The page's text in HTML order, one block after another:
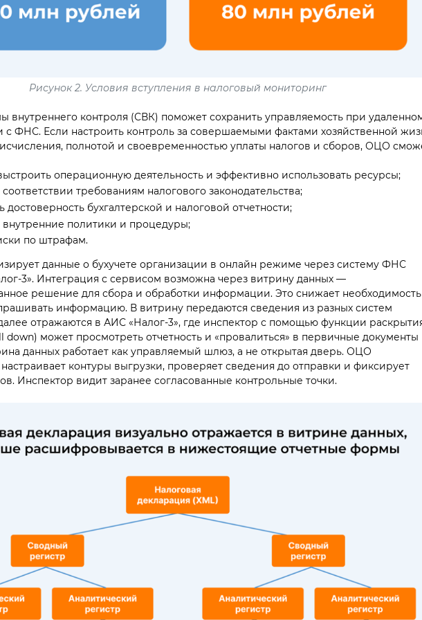
Рисунок 2. Условия вступления в налоговый мониторинг
внутреннего контроля (СВК) поможет сохранить управляемость при
с ФНС. Если настроить контроль за совершаемыми фактами хозяйственной
полнотой и своевременностью уплаты налогов и сборов, ОЦО
операционную деятельность и эффективно использовать ресурсы;
соответствии требованиям налогового законодательства;
достоверность бухгалтерской и налоговой отчетности;
внутренние политики и процедуры;
по штрафам.
данные о бухучете организации в онлайн режиме через систему ФНС
3». Интеграция с сервисом возможна через витрину данных —
решение для сбора и обработки информации. Это снижает необходимость
информацию. В витрину передаются сведения из разных систем
отражаются в АИС «Налог-3», где инспектор с помощью функции
down) может просмотреть отчетность и «провалиться» в первичные документы
данных работает как управляемый шлюз, а не открытая дверь. ОЦО
контуры выгрузки, проверяет сведения до отправки и фиксирует
Инспектор видит заранее согласованные контрольные точки.